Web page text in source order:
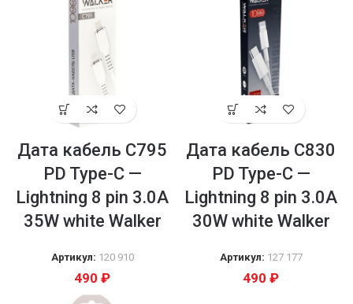
Дата кабель C795
PD Type-C —
Lightning 8 pin 3.0A
35W white Walker
Артикул: 120 910
490 ₽
Дата кабель C830
PD Type-C —
Lightning 8 pin 3.0A
30W white Walker
Артикул: 127 177
490 ₽